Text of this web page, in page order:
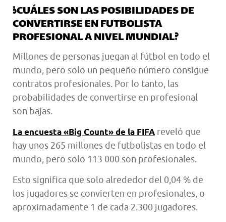
¿CUÁLES SON LAS POSIBILIDADES DE
CONVERTIRSE EN FUTBOLISTA
PROFESIONAL A NIVEL MUNDIAL?
Millones de personas juegan al fútbol en todo el
mundo, pero solo un pequeño número consigue
contratos profesionales. Por lo tanto, las
probabilidades de convertirse en profesional
son bajas.
La encuesta «Big Count» de la FIFA reveló que
hay unos 265 millones de futbolistas en todo el
mundo, pero solo 113 000 son profesionales.
Esto significa que solo alrededor del 0,04 % de
los jugadores se convierten en profesionales, o
aproximadamente 1 de cada 2.300 jugadores.